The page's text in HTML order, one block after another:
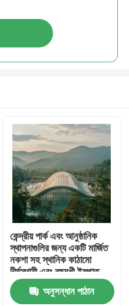
কেন্দ্রীয় পার্ক এবং আনুষ্ঠানিক
স্থাপনাগুলির জন্য একটি মার্জিত
নকশা সহ স্থানিক কাঠামো
দীর্ঘস্থায়ী এবং বহুমুখী ইস্পাত
বিল্ডিং
অনুসন্ধান পাঠান